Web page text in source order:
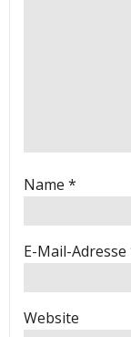
Name *
E-Mail-Adresse
Website